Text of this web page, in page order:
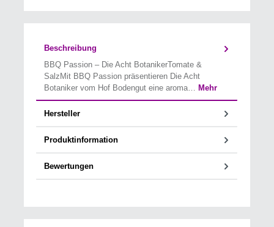
Beschreibung
BBQ Passion – Die Acht BotanikerTomate &
SalzMit BBQ Passion präsentieren Die Acht
Botaniker vom Hof Bodengut eine aroma…
Mehr
Hersteller
Produktinformation
Bewertungen